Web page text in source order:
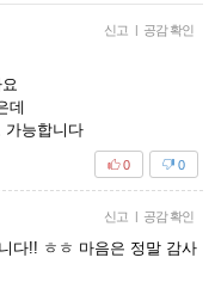
신고 | 공감 확인
데
가능합니다
0
0
신고 | 공감 확인
다!! ㅎㅎ 마음은 정말 감사